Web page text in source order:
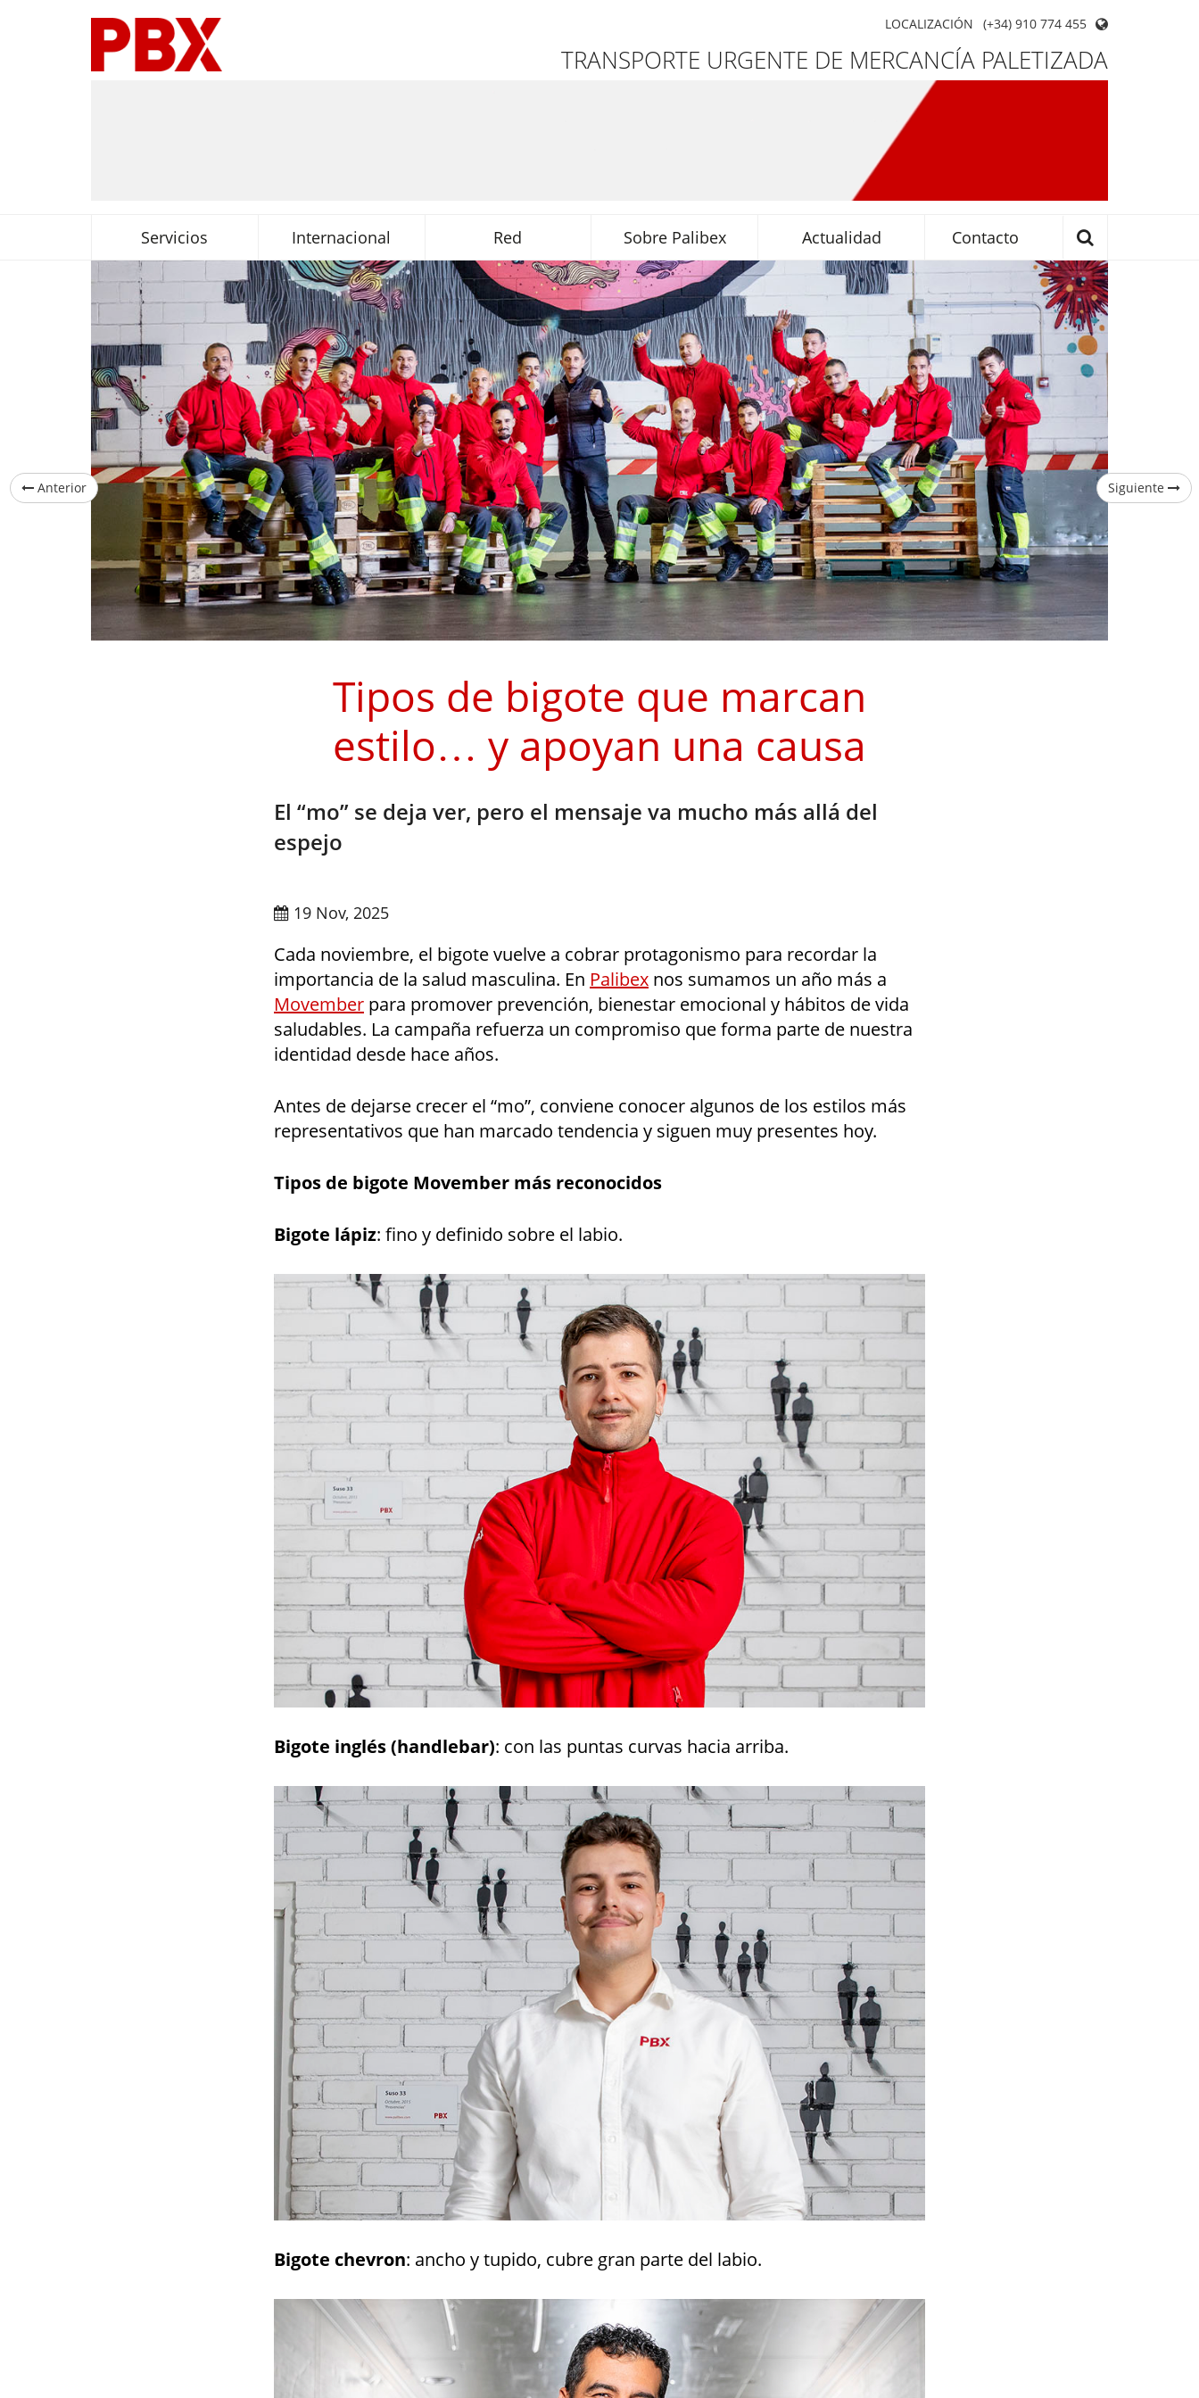
LOCALIZACIÓN (+34) 910 774 455
TRANSPORTE URGENTE DE MERCANCÍA PALETIZADA
Servicios Internacional Red Sobre Palibex Actualidad Contacto
Tipos de bigote que marcan
estilo… y apoyan una causa
El “mo” se deja ver, pero el mensaje va mucho más allá del
espejo
19 Nov, 2025
Cada noviembre, el bigote vuelve a cobrar protagonismo para recordar la
importancia de la salud masculina. En Palibex nos sumamos un año más a
Movember para promover prevención, bienestar emocional y hábitos de vida
saludables. La campaña refuerza un compromiso que forma parte de nuestra
identidad desde hace años.
Antes de dejarse crecer el “mo”, conviene conocer algunos de los estilos más
representativos que han marcado tendencia y siguen muy presentes hoy.
Tipos de bigote Movember más reconocidos
Bigote lápiz: fino y definido sobre el labio.
Bigote inglés (handlebar): con las puntas curvas hacia arriba.
Bigote chevron: ancho y tupido, cubre gran parte del labio.
Anterior Siguiente